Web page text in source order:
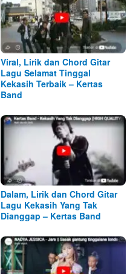
Viral, Lirik dan Chord Gitar
Lagu Selamat Tinggal
Kekasih Terbaik – Kertas
Band
Dalam, Lirik dan Chord Gitar
Lagu Kekasih Yang Tak
Dianggap – Kertas Band